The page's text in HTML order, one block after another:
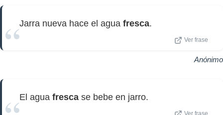
Jarra nueva hace el agua fresca.
Ver frase
Anónimo
El agua fresca se bebe en jarro.
Ver frase